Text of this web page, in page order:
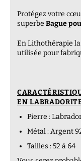
Protégez votre
superbe Bague
En Lithothérapie
utilisée pour
EN
Pierre :
Métal : Argent
Tailles : 52 à 64